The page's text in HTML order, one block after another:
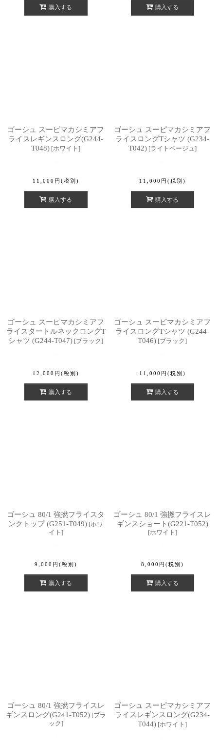
購入する 購入する
ゴーシュ スーピマカシミアフ
ライスレギンスロング(G244-
T048) [ホワイト ]
11,000 円 (税別)
購入する
ゴーシュ スーピマカシミアフ
ライスロングTシャツ (G234-
T042) [ライトベージュ]
11,000 円 (税別)
購入する
ゴーシュ スーピマカシミアフ
ライスタートルネックロングT
シャツ (G244-T047) [ブラック]
12,000 円 (税別)
購入する
ゴーシュ スーピマカシミアフ
ライスロングTシャツ (G244-
T046) [ブラック]
11,000 円 (税別)
購入する
ゴーシュ 80/1 強撚フライスタ
ンクトップ (G251-T049) [ホワ
イト ]
9,000 円 (税別)
購入する
ゴーシュ 80/1 強撚フライスレ
ギンスショート(G221-T052)
[ホワイト ]
8,000 円 (税別)
購入する
ゴーシュ 80/1 強撚フライスレ
ギンスロング(G241-T052) [ブラ
ック]
ゴーシュ スーピマカシミアフ
ライスレギンスロング(G234-
T044) [ホワイト ]